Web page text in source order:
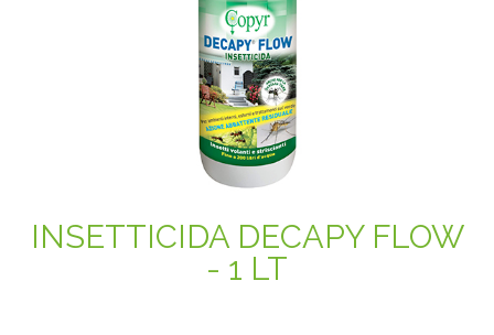
INSETTICIDA DECAPY FLOW
- 1 LT